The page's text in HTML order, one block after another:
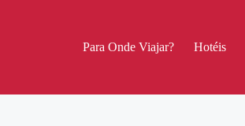
Para Onde Viajar? Hotéis